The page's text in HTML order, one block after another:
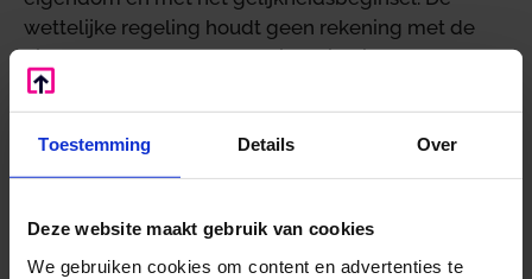
Toestemming Details Over
Deze website maakt gebruik van cookies
We gebruiken cookies om content en advertenties te
wettelijke regeling houdt geen rekening met de
eigen keuze van een belastingplichtige voor de
belegging van zijn vermogen. Het verband tussen
de heffingsgrondslag en het inkomen van de
individuele belastingplichtige ontbreekt, aldus de
A-G. Daarom volgt de heffing niet uit de grondslag
dat de vaststelling van de heffingsgrondslag
voorzienbaar en onvermijdelijk discriminerend is.